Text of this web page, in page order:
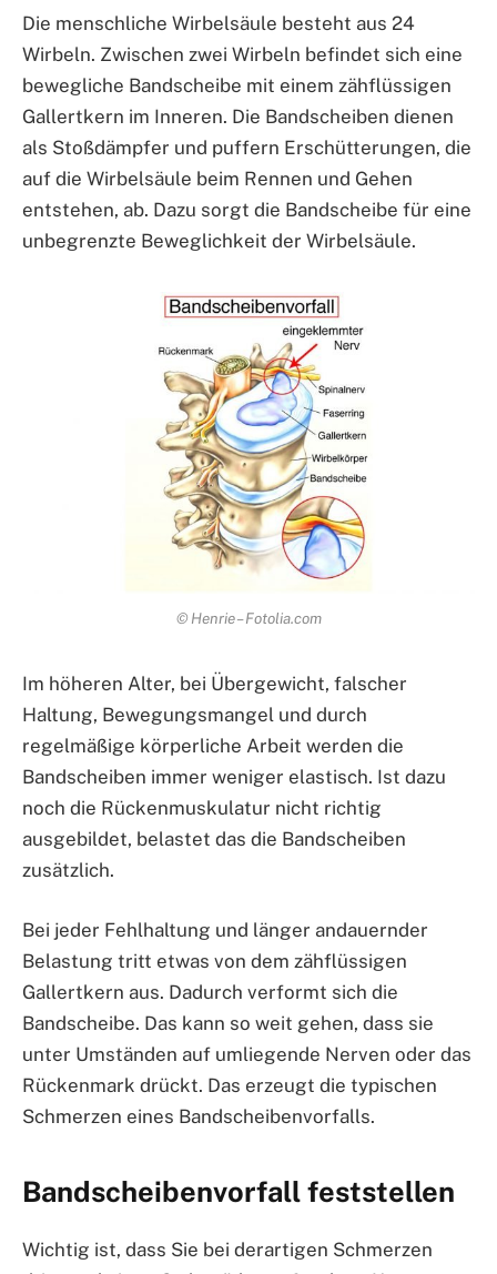
Die menschliche Wirbelsäule besteht aus 24
Wirbeln. Zwischen zwei Wirbeln befindet sich eine
bewegliche Bandscheibe mit einem zähflüssigen
Gallertkern im Inneren. Die Bandscheiben dienen
als Stoßdämpfer und puffern Erschütterungen, die
auf die Wirbelsäule beim Rennen und Gehen
entstehen, ab. Dazu sorgt die Bandscheibe für eine
unbegrenzte Beweglichkeit der Wirbelsäule.
© Henrie – Fotolia.com
Im höheren Alter, bei Übergewicht, falscher
Haltung, Bewegungsmangel und durch
regelmäßige körperliche Arbeit werden die
Bandscheiben immer weniger elastisch. Ist dazu
noch die Rückenmuskulatur nicht richtig
ausgebildet, belastet das die Bandscheiben
zusätzlich.
Bei jeder Fehlhaltung und länger andauernder
Belastung tritt etwas von dem zähflüssigen
Gallertkern aus. Dadurch verformt sich die
Bandscheibe. Das kann so weit gehen, dass sie
unter Umständen auf umliegende Nerven oder das
Rückenmark drückt. Das erzeugt die typischen
Schmerzen eines Bandscheibenvorfalls.
Bandscheibenvorfall feststellen
Wichtig ist, dass Sie bei derartigen Schmerzen